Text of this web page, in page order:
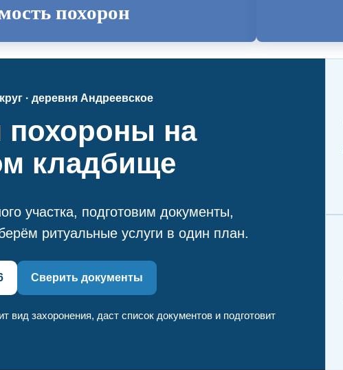
похорон
· деревня Андреевское
похороны на
кладбище
участка, подготовим документы,
ритуальные услуги в один план.
Сверить документы
вид захоронения, даст список документов и подготовит